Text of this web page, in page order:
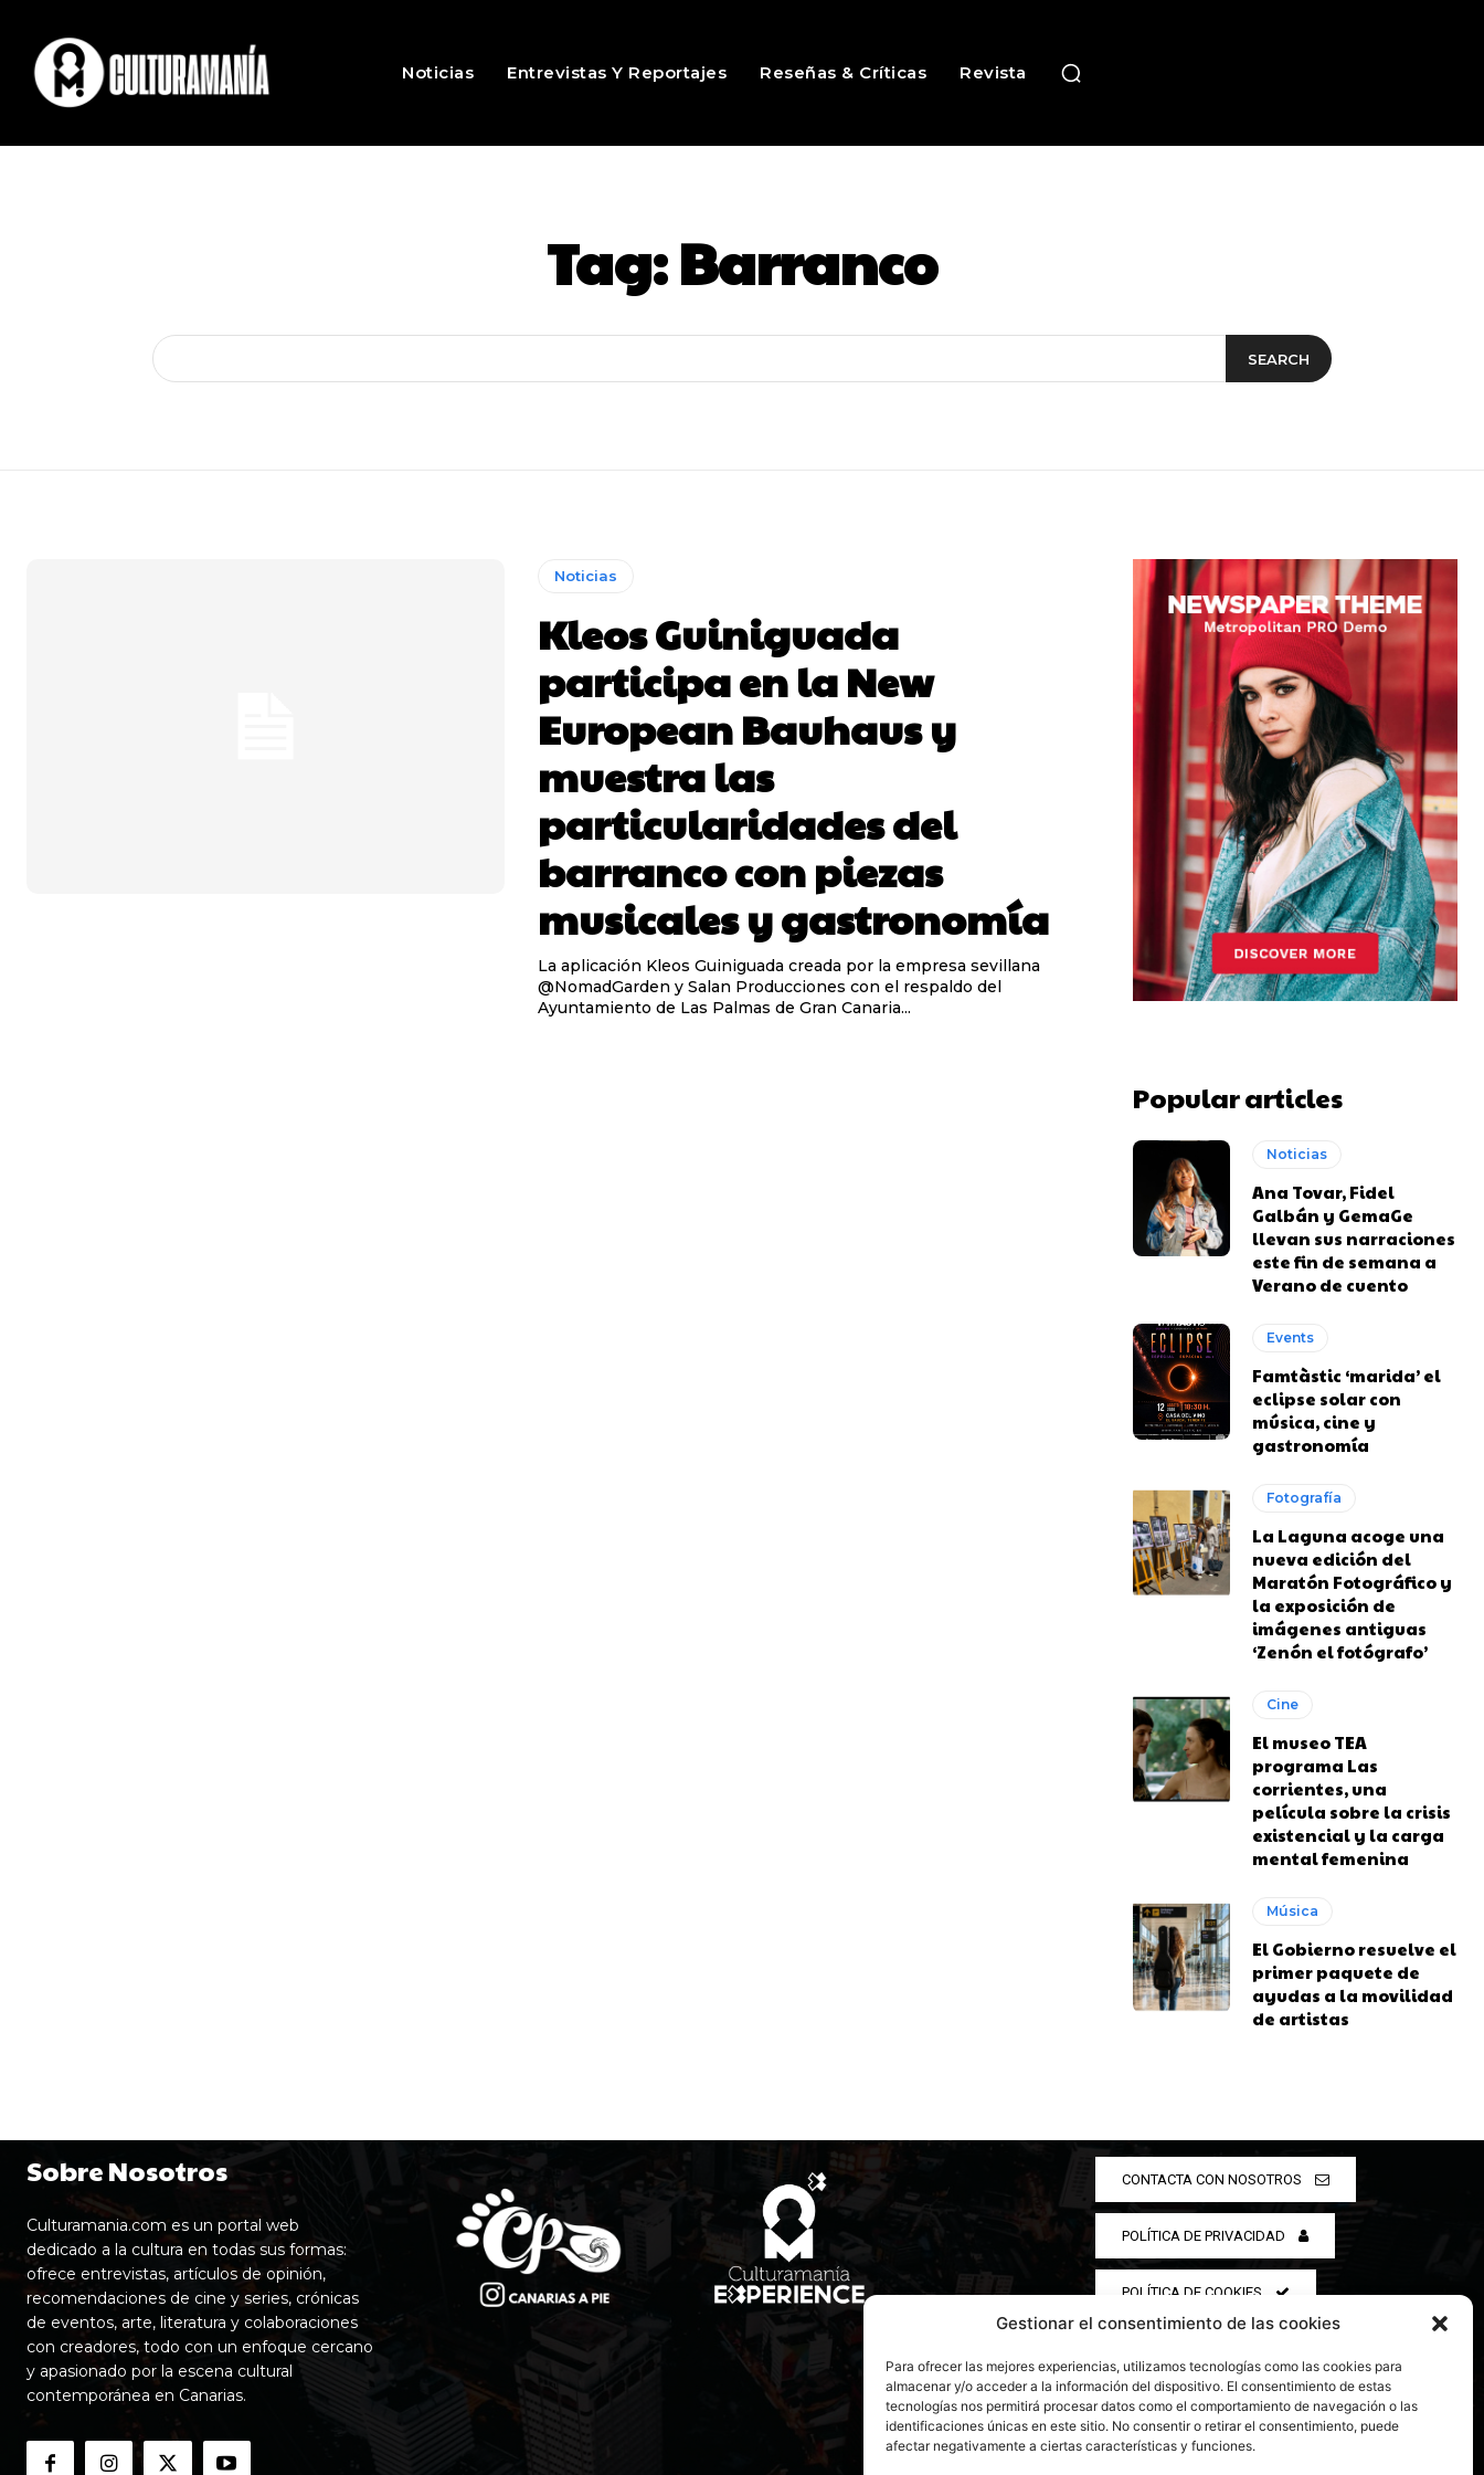
Gestionar el consentimiento de las cookies
Para ofrecer las mejores experiencias, utilizamos tecnologías como las cookies para
almacenar y/o acceder a la información del dispositivo. El consentimiento de estas
tecnologías nos permitirá procesar datos como el comportamiento de navegación o las
identificaciones únicas en este sitio. No consentir o retirar el consentimiento, puede
afectar negativamente a ciertas características y funciones.
Noticias Entrevistas Y Reportajes Reseñas & Críticas Revista
Tag:Barranco
SEARCH
Noticias
Kleos Guiniguada
participa en la New
European Bauhaus y
muestra las
particularidades del
barranco con piezas
musicales y gastronomía
La aplicación Kleos Guiniguada creada por la empresa sevillana
@NomadGarden y Salan Producciones con el respaldo del
Ayuntamiento de Las Palmas de Gran Canaria...
Popular articles
Noticias
Ana Tovar, Fidel
Galbán y GemaGe
llevan sus narraciones
este fin de semana a
Verano de cuento
Events
Famtàstic ‘marida’ el
eclipse solar con
música, cine y
gastronomía
Fotografía
La Laguna acoge una
nueva edición del
Maratón Fotográfico y
la exposición de
imágenes antiguas
‘Zenón el fotógrafo’
Cine
El museo TEA
programa Las
corrientes, una
película sobre la crisis
existencial y la carga
mental femenina
Música
El Gobierno resuelve el
primer paquete de
ayudas a la movilidad
de artistas
Sobre Nosotros
Culturamania.com es un portal web
dedicado a la cultura en todas sus formas:
ofrece entrevistas, artículos de opinión,
recomendaciones de cine y series, crónicas
de eventos, arte, literatura y colaboraciones
con creadores, todo con un enfoque cercano
y apasionado por la escena cultural
contemporánea en Canarias.
CONTACTA CON NOSOTROS
POLÍTICA DE PRIVACIDAD
POLÍTICA DE COOKIES